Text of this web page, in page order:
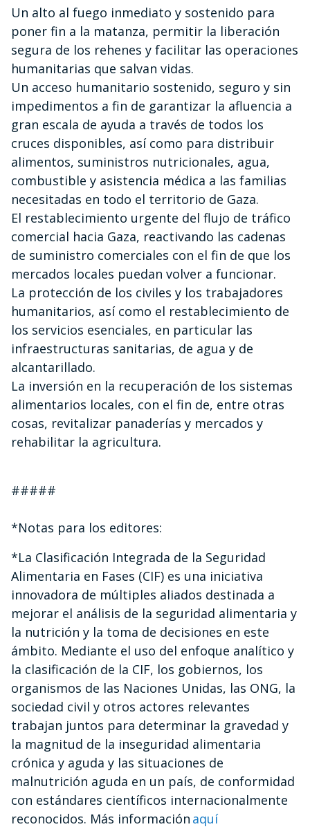
Un alto al fuego inmediato y sostenido para
poner fin a la matanza, permitir la liberación
segura de los rehenes y facilitar las operaciones
humanitarias que salvan vidas.
Un acceso humanitario sostenido, seguro y sin
impedimentos a fin de garantizar la afluencia a
gran escala de ayuda a través de todos los
cruces disponibles, así como para distribuir
alimentos, suministros nutricionales, agua,
combustible y asistencia médica a las familias
necesitadas en todo el territorio de Gaza.
El restablecimiento urgente del flujo de tráfico
comercial hacia Gaza, reactivando las cadenas
de suministro comerciales con el fin de que los
mercados locales puedan volver a funcionar.
La protección de los civiles y los trabajadores
humanitarios, así como el restablecimiento de
los servicios esenciales, en particular las
infraestructuras sanitarias, de agua y de
alcantarillado.
La inversión en la recuperación de los sistemas
alimentarios locales, con el fin de, entre otras
cosas, revitalizar panaderías y mercados y
rehabilitar la agricultura.
#####
*Notas para los editores:
*La Clasificación Integrada de la Seguridad
Alimentaria en Fases (CIF) es una iniciativa
innovadora de múltiples aliados destinada a
mejorar el análisis de la seguridad alimentaria y
la nutrición y la toma de decisiones en este
ámbito. Mediante el uso del enfoque analítico y
la clasificación de la CIF, los gobiernos, los
organismos de las Naciones Unidas, las ONG, la
sociedad civil y otros actores relevantes
trabajan juntos para determinar la gravedad y
la magnitud de la inseguridad alimentaria
crónica y aguda y las situaciones de
malnutrición aguda en un país, de conformidad
con estándares científicos internacionalmente
reconocidos. Más información aquí